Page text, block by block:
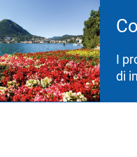
I
di